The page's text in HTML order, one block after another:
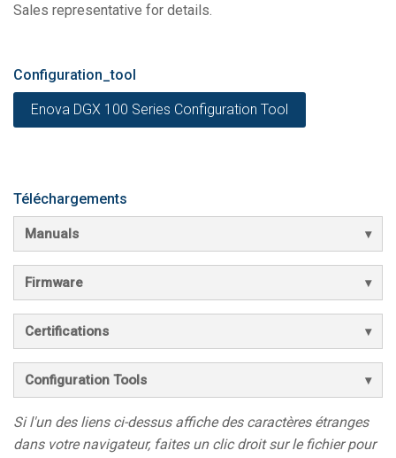
Sales representative for details.
Configuration_tool
Enova DGX 100 Series Configuration Tool
Téléchargements
Manuals
Firmware
Certifications
Configuration Tools
Si l'un des liens ci-dessus affiche des caractères étranges
dans votre navigateur, faites un clic droit sur le fichier pour